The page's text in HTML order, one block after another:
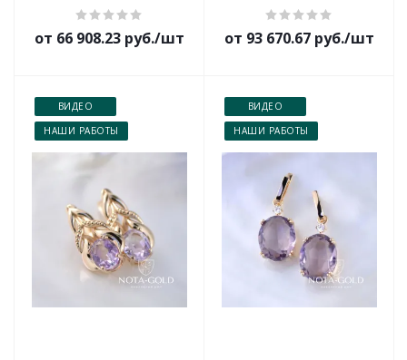
от 66 908.23 руб./шт от 93 670.67 руб./шт
ВИДЕО
НАШИ РАБОТЫ
ВИДЕО
НАШИ РАБОТЫ